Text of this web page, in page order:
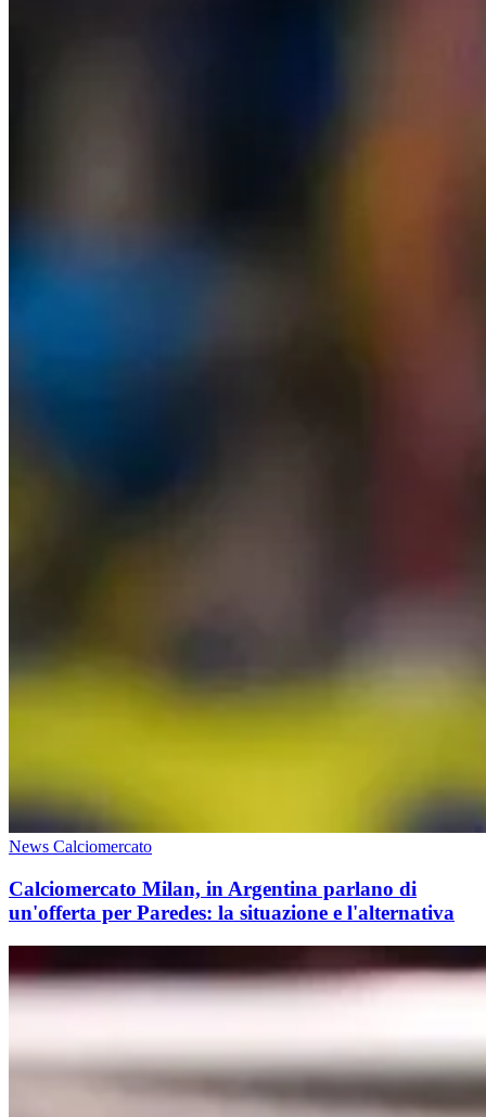
News Calciomercato
Calciomercato Milan, in Argentina parlano di
un'offerta per Paredes: la situazione e l'alternativa